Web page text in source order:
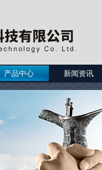
产品中心 新闻资讯